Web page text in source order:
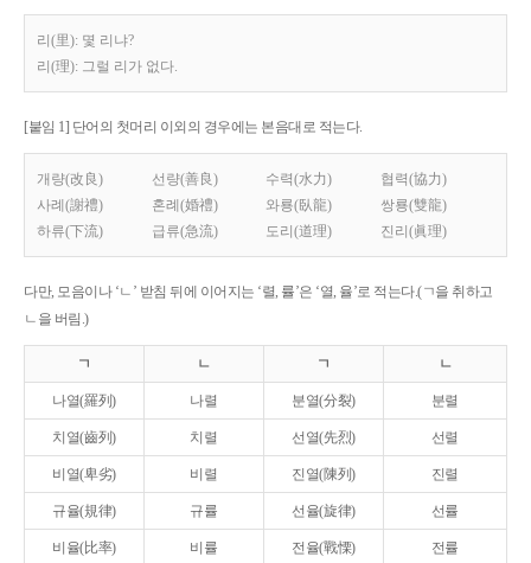
리(里): 몇 리냐?
리(理): 그럴 리가 없다.
[붙임 1] 단어의 첫머리 이외의 경우에는 본음대로 적는다.
개량(改良) 선량(善良) 수력(水力)
협력(協力)
사례(謝禮)
혼례(婚禮) 와룡(臥龍)
쌍룡(雙龍)
하류(下流)
급류(急流) 도리(道理) 진리(眞理)
다만, 모음이나 ‘ㄴ’ 받침 뒤에 이어지는 ‘렬, 률’은 ‘열, 율’로 적는다.(ㄱ을 취하고
ㄴ을 버림.)
ㄱ ㄴ ㄱ ㄴ
나열(羅列) 나렬 분열(分裂) 분렬
치열(齒列) 치렬 선열(先烈) 선렬
비열(卑劣) 비렬 진열(陳列) 진렬
규율(規律) 규률 선율(旋律) 선률
비율(比率) 비률 전율(戰慄) 전률